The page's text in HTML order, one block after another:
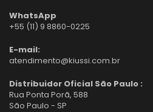
WhatsApp
+55 (11) 9 8860-0225
E-mail:
atendimento@kiussi.com.br
Distribuidor Oficial São Paulo :
Rua Ponta Porã, 588
São Paulo - SP